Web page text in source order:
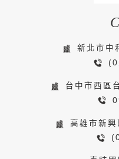
新北市中
台中市西區
高雄市新